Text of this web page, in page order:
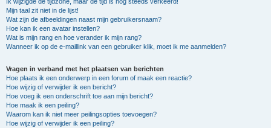
Mijn taal zit niet in de lijst!
Wat zijn de afbeeldingen naast mijn gebruikersnaam?
Hoe kan ik een avatar instellen?
Wat is mijn rang en hoe verander ik mijn rang?
Wanneer ik op de e-maillink van een gebruiker klik, moet ik me aanmelden?
Vragen in verband met het plaatsen van berichten
Hoe plaats ik een onderwerp in een forum of maak een reactie?
Hoe wijzig of verwijder ik een bericht?
Hoe voeg ik een onderschrift toe aan mijn bericht?
Hoe maak ik een peiling?
Waarom kan ik niet meer peilingsopties toevoegen?
Hoe wijzig of verwijder ik een peiling?